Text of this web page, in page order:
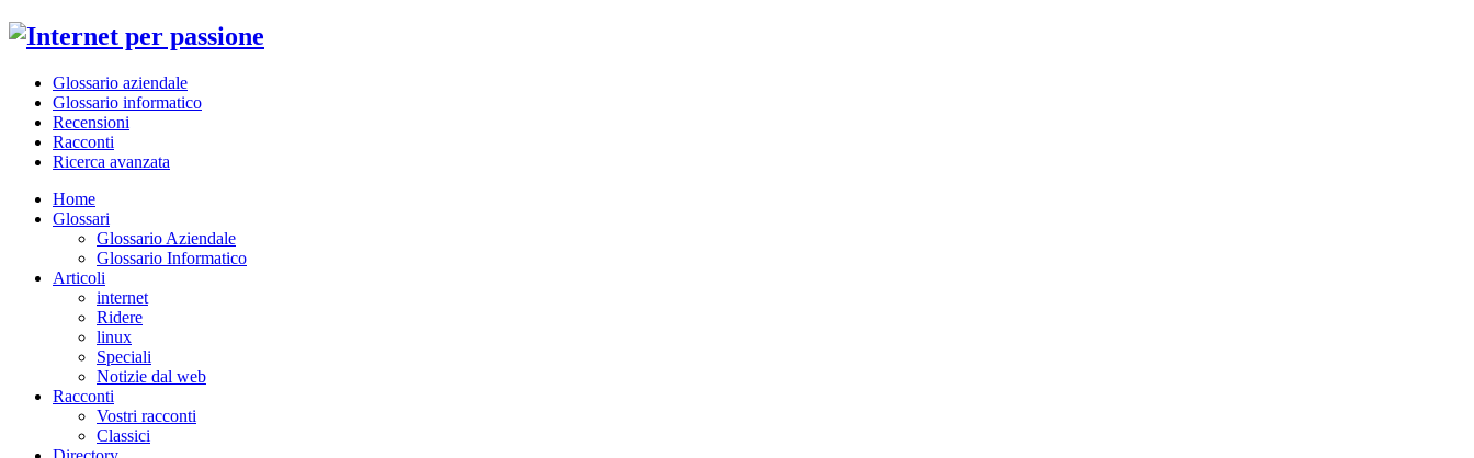
Glossario aziendale
Glossario informatico
Recensioni
Racconti
Ricerca avanzata
Home
Glossari
Glossario Aziendale
Glossario Informatico
Articoli
internet
Ridere
linux
Speciali
Notizie dal web
Racconti
Vostri racconti
Classici